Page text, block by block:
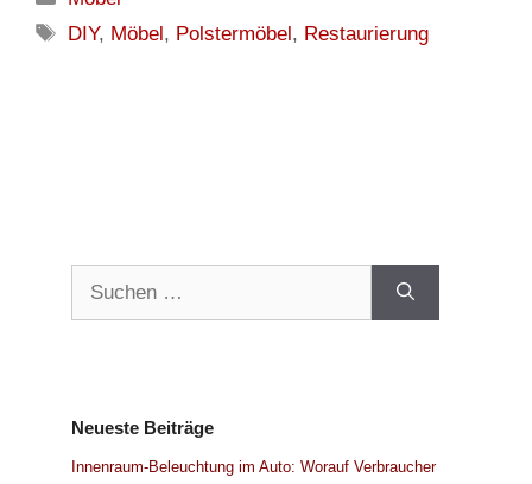
Schlagwörter
DIY, Möbel, Polstermöbel, Restaurierung
Neueste Beiträge
Innenraum-Beleuchtung im Auto: Worauf Verbraucher